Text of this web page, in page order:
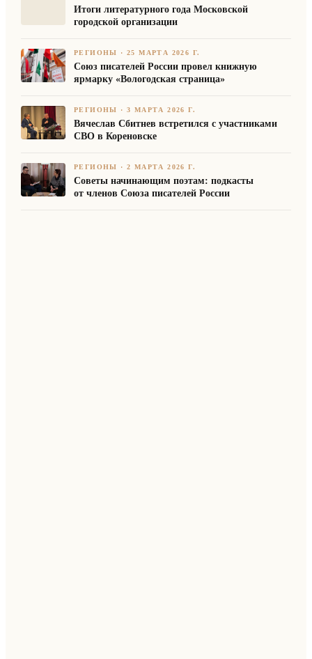
Итоги литературного года Московской
городской организации
РЕГИОНЫ ·25 МАРТА 2026 Г.
Союз писателей России провел книжную
ярмарку «Вологодская страница»
РЕГИОНЫ ·3 МАРТА 2026 Г.
Вячеслав Сбитнев встретился с участниками
СВО в Кореновске
РЕГИОНЫ ·2 МАРТА 2026 Г.
Советы начинающим поэтам: подкасты
от членов Союза писателей России